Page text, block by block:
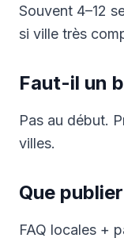
Souvent 4–12
si ville très
Faut-il un
Pas au début.
villes.
Que
FAQ locales +